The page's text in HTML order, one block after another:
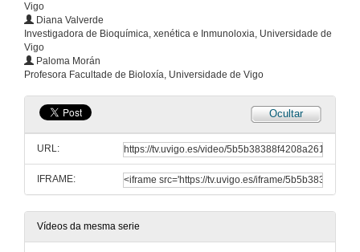
Vigo
Diana Valverde
Investigadora de Bioquímica, xenética e Inmunoloxia, Universidade de
Vigo
Paloma Morán
Profesora Facultade de Bioloxía, Universidade de Vigo
Ocultar
URL:
IFRAME:
Vídeos da mesma serie